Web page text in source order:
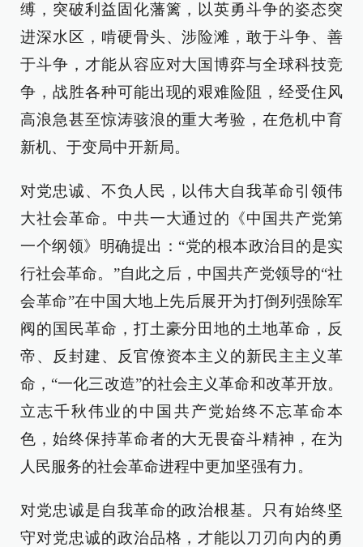
缚，突破利益固化藩篱，以英勇斗争的姿态突
进深水区，啃硬骨头、涉险滩，敢于斗争、善
于斗争，才能从容应对大国博弈与全球科技竞
争，战胜各种可能出现的艰难险阻，经受住风
高浪急甚至惊涛骇浪的重大考验，在危机中育
新机、于变局中开新局。
对党忠诚、不负人民，以伟大自我革命引领伟
大社会革命。中共一大通过的《中国共产党第
一个纲领》明确提出：“党的根本政治目的是实
行社会革命。”自此之后，中国共产党领导的“社
会革命”在中国大地上先后展开为打倒列强除军
阀的国民革命，打土豪分田地的土地革命，反
帝、反封建、反官僚资本主义的新民主主义革
命，“一化三改造”的社会主义革命和改革开放。
立志千秋伟业的中国共产党始终不忘革命本
色，始终保持革命者的大无畏奋斗精神，在为
人民服务的社会革命进程中更加坚强有力。
对党忠诚是自我革命的政治根基。只有始终坚
守对党忠诚的政治品格，才能以刀刃向内的勇